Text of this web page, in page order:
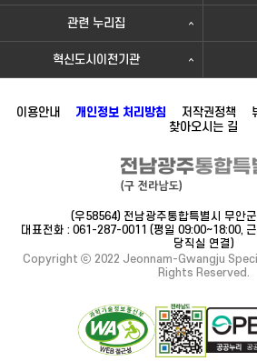
관련 누리집
혁신도시이전기관
이용안내 개인정보 처리방침 저작권정책
찾아오시는 길
(우58564) 전남광주통합특별시 무안
대표전화 : 061-287-0011 (평일 09:00~18:00,
당직실 연결)
Copyright ⓒ 2022 Jeonnam-Gwangju
Rights Reserved.